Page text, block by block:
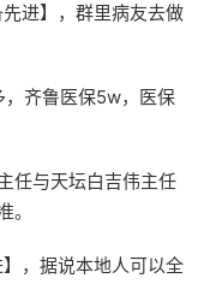
进】，群里病友去做
齐鲁医保5w，医保
任与天坛白吉伟主任
。
，据说本地人可以全